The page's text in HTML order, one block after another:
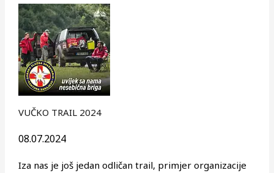
VUČKO TRAIL 2024
08.07.2024
Iza nas je još jedan odličan trail, primjer organizacije